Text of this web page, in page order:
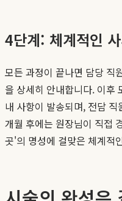
4단계: 체계적인
모든 과정이 끝나면 담당 직
을 상세히 안내합니다. 이후
내 사항이 발송되며, 전담
개월 후에는 원장님이 직접
곳'의 명성에 걸맞은 체계적